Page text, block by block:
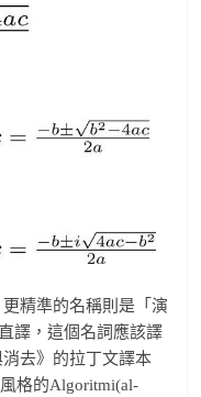
精準的名稱則是「演
譯，這個名詞應該譯
去》的拉丁文譯本
格的Algoritmi(al-